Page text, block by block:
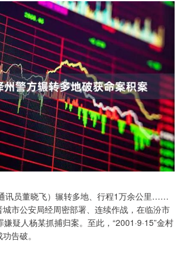
讯员董晓飞）辗转多地、行程1万余公里……
市公安局经周密部署、连续作战，在临汾市
疑人杨某抓捕归案。至此，“2001·9·15”金村
告破。